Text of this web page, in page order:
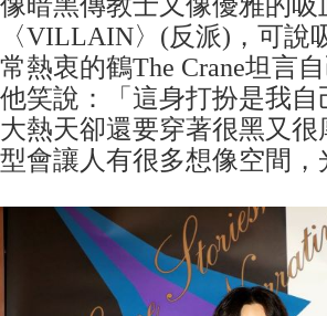
〈VILLAIN〉(反派)，可說
常熱衷的鶴The Crane坦言
他笑說：「這身打扮是我
大熱天卻還要穿著很黑又
型會讓人有很多想像空間